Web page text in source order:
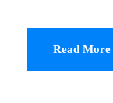
Read More